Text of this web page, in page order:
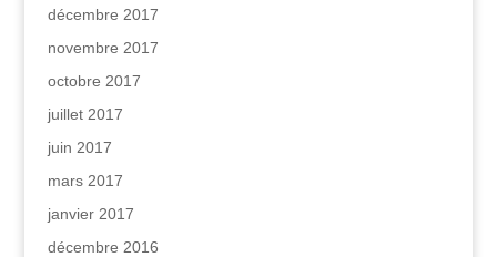
décembre 2017
novembre 2017
octobre 2017
juillet 2017
juin 2017
mars 2017
janvier 2017
décembre 2016